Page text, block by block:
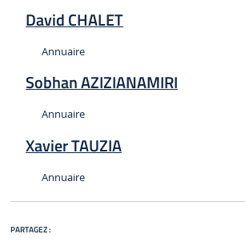
David CHALET
Type :
Annuaire
Sobhan AZIZIANAMIRI
Type :
Annuaire
Xavier TAUZIA
Type :
Annuaire
PARTAGEZ :